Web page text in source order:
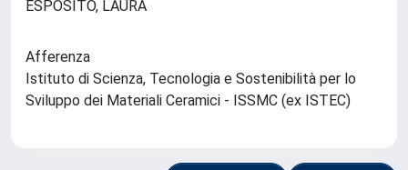
ESPOSITO, LAURA
Afferenza
Istituto di Scienza, Tecnologia e Sostenibilità per lo
Sviluppo dei Materiali Ceramici - ISSMC (ex ISTEC)